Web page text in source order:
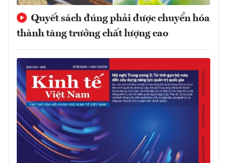
Quyết sách đúng phải được chuyển hóa
thành tăng trưởng chất lượng cao